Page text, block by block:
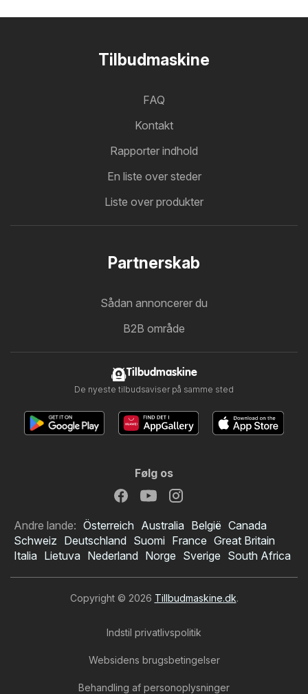
Spar tilbudsavis
Tilbudmaskine
FAQ
Kontakt
Rapporter indhold
En liste over steder
Liste over produkter
Partnerskab
Sådan annoncerer du
B2B område
Tilbudmaskine
De nyeste tilbudsaviser på samme sted
Følg os
Andre lande: Österreich Australia België Canada
Schweiz Deutschland Suomi France Great Britain
Italia Lietuva Nederland Norge Sverige South Africa
Copyright © 2026 Tillbudmaskine.dk.
Indstil privatlivspolitik
Websidens brugsbetingelser
Behandling af personoplysninger